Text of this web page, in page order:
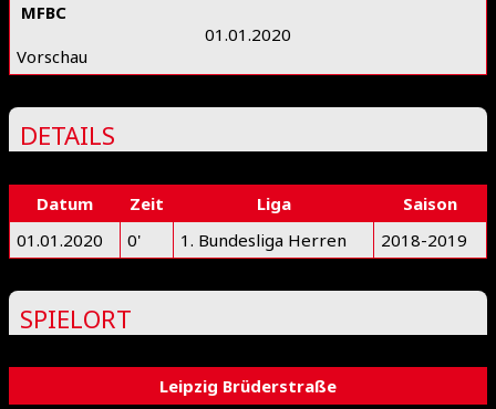
MFBC
01.01.2020
Vorschau
DETAILS
Datum Zeit Liga
Saison
01.01.2020
0' 1. Bundesliga Herren 2018-2019
SPIELORT
Leipzig Brüderstraße